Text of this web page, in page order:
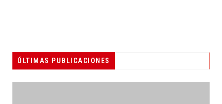
ÚLTIMAS PUBLICACIONES